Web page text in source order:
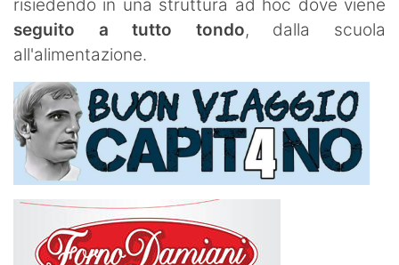
risiedendo in una struttura ad hoc dove viene
seguito a tutto tondo, dalla scuola
all'alimentazione.